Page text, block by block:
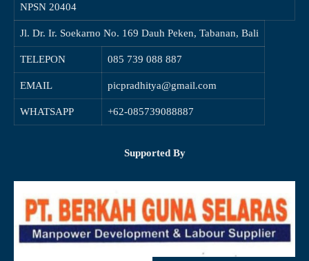
NPSN 20404
Jl. Dr. Ir. Soekarno No. 169 Dauh Peken, Tabanan, Bali
TELEPON 085 739 088 887
EMAIL picpradhitya@gmail.com
WHATSAPP +62-085739088887
Supported By